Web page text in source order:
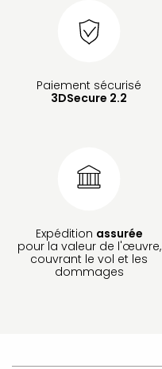
Paiement sécurisé
3DSecure 2.2
Expédition assurée
pour la valeur de l'œuvre,
couvrant le vol et les
dommages